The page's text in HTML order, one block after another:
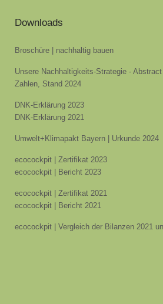
Downloads
Broschüre | nachhaltig bauen
Unsere Nachhaltigkeits-Strategie -
Zahlen, Stand 2024
DNK-Erklärung 2023
DNK-Erklärung 2021
Umwelt+Klimapakt Bayern | Urkunde 2024
ecocockpit | Zertifikat 2023
ecocockpit | Bericht 2023
ecocockpit | Zertifikat 2021
ecocockpit | Bericht 2021
ecocockpit | Vergleich der Bilanzen 2021